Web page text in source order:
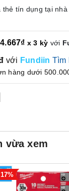
thẻ tín dụng tại nhà
x 3 kỳ với
với Fundiin Tìm
hàng dưới
vừa xem
17%